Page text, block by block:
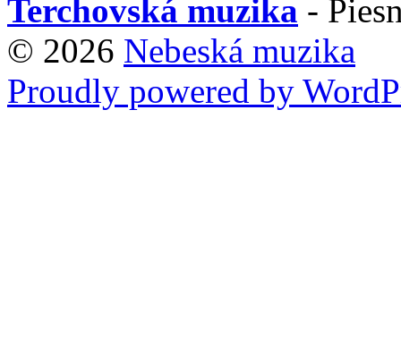
Terchovská muzika -
© 2026 Nebeská muzika
Proudly powered by